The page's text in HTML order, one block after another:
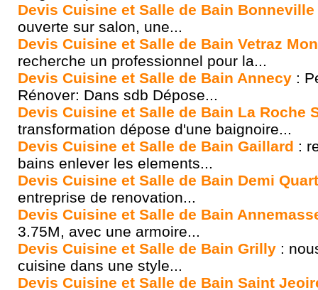
Devis Cuisine et Salle de Bain Bonneville
ouverte sur salon, une...
Devis Cuisine et Salle de Bain Vetraz
recherche un professionnel pour la...
Devis Cuisine et Salle de Bain Annecy :
Rénover: Dans sdb Dépose...
Devis Cuisine et Salle de Bain La Roche
transformation dépose d'une baignoire...
Devis Cuisine et Salle de Bain Gaillard :
bains enlever les elements...
Devis Cuisine et Salle de Bain Demi
entreprise de renovation...
Devis Cuisine et Salle de Bain
3.75M, avec une armoire...
Devis Cuisine et Salle de Bain Grilly :
cuisine dans une style...
Devis Cuisine et Salle de Bain Saint